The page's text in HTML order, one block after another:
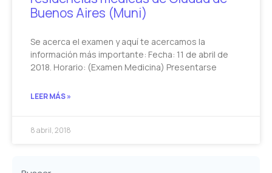
Buenos Aires (Muni)
Se acerca el examen y aquí te acercamos la
información más importante: Fecha: 11 de abril de
2018. Horario: (Examen Medicina) Presentarse
LEER MÁS »
8 abril, 2018